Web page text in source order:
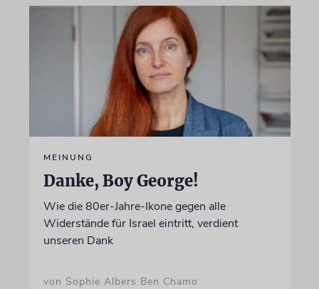
MEINUNG
Danke, Boy George!
Wie die 80er-Jahre-Ikone gegen alle
Widerstände für Israel eintritt, verdient
unseren Dank
von Sophie Albers Ben Chamo